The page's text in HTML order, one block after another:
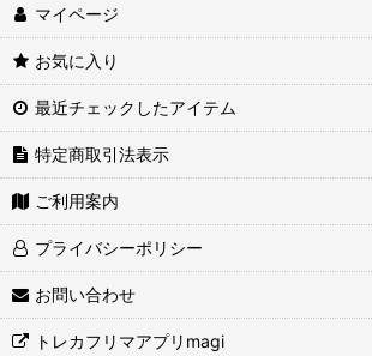
マイページ
お気に入り
最近チェックしたアイテム
特定商取引法表示
ご利用案内
プライバシーポリシー
お問い合わせ
トレカフリマアプリmagi